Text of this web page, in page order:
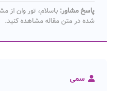
پاسخ مشاور: باسلام، تور وان از
شده در متن مقاله مشاهده کنید.
سمی